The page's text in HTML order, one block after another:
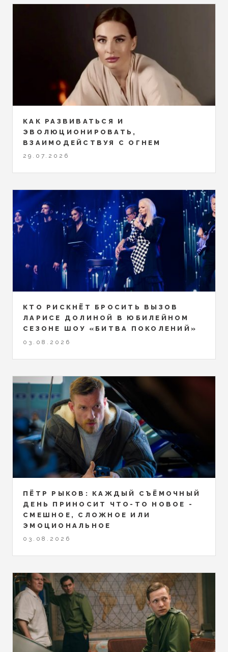
КАК РАЗВИВАТЬСЯ И
ЭВОЛЮЦИОНИРОВАТЬ,
ВЗАИМОДЕЙСТВУЯ С ОГНЕМ
29.07.2026
КТО РИСКНЁТ БРОСИТЬ ВЫЗОВ
ЛАРИСЕ ДОЛИНОЙ В ЮБИЛЕЙНОМ
СЕЗОНЕ ШОУ «БИТВА ПОКОЛЕНИЙ»
03.08.2026
ПЁТР РЫКОВ: КАЖДЫЙ СЪЁМОЧНЫЙ
ДЕНЬ ПРИНОСИТ ЧТО-ТО НОВОЕ -
СМЕШНОЕ, СЛОЖНОЕ ИЛИ
ЭМОЦИОНАЛЬНОЕ
03.08.2026